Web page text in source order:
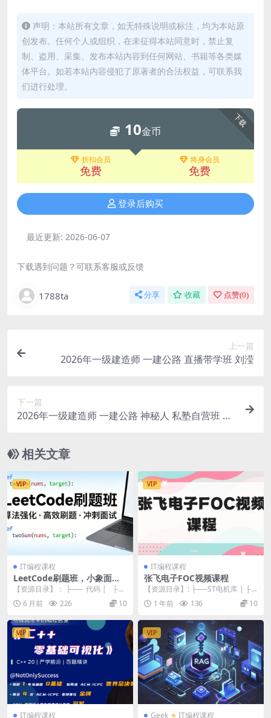
声明：本站所有文章，如无特殊说明或标注，均为本站原
创发布。任何个人或组织，在未征得本站同意时，禁止复
制、盗用、采集、发布本站内容到任何网站、书籍等各类媒
体平台。如若本站内容侵犯了原著者的合法权益，可联系我
们进行处理。
下载
10金币
折扣会员
免费
终身会员
免费
登录后购买
最近更新: 2026-06-07
下载遇到问题？可联系客服或反馈
1788ta 分享 收藏 点赞(0)
上一篇
2026年一级建造师 一建公路 直播带学班 刘滢
下一篇
2026年一级建造师 一建公路 神秘人 私塾自营班 李
相关文章
VIP
IT编程课程
LeetCode刷题班，小象面试
算法与数据结构提升教程 价值
999元
【资源目录】： ├── 代码 │ ├─
─ 第二课_栈、队列、堆.rar ...
6 月前 226 10
VIP
IT编程课程
张飞电子FOC视频课程
【资源目录】: ├──ST电机库 | ├─
─STM32G4入门与电机控制实战-
基...1 年前 136 10
VIP
IT编程课程
VIP
Geek IT编程课程